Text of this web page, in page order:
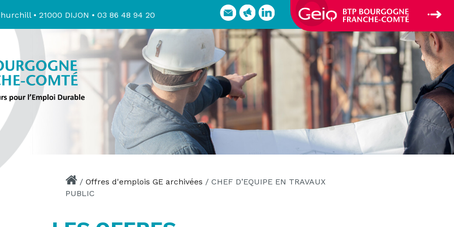
• 21000 DIJON • 03 86 48 94 20
/ Offres d'emplois GE archivées / CHEF D’EQUIPE EN TRAVAUX
PUBLIC